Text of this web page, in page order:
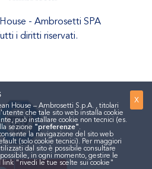
- Ambrosetti SPA
i diritti riservati.
X
House – Ambrosetti S.p.A. , titolari
che tale sito web installa cookie
può installare cookie non tecnici (es.
sezione "preferenze".
la navigazione del sito web
(solo cookie tecnici). Per maggiori
dal sito è possibile consultare
possibile, in ogni momento, gestire le
"rivedi le tue scelte sui cookie"